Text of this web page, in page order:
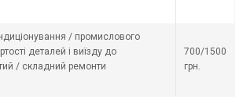
/ промислового
деталей і виїзду до
/ складний ремонти
700/1500
грн.